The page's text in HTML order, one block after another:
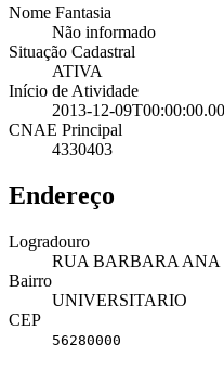
Nome Fantasia
Não informado
Situação Cadastral
ATIVA
Início de Atividade
2013-12-
CNAE Principal
4330403
Endereço
Logradouro
RUA BARBARA ANA
Bairro
UNIVERSITARIO
CEP
56280000